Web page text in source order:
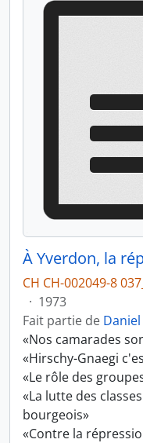
CH CH-002049-8
· 1973
Fait partie de
«Nos camarades
«Hirschy-Gnaegi
«Le rôle des
«La lutte des
bourgeois»
«Contre la